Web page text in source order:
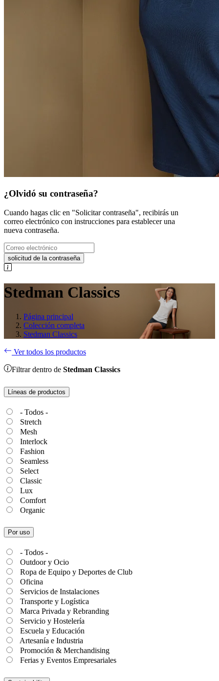
¿Olvidó su contraseña?
Cuando hagas clic en "Solicitar contraseña", recibirás un
correo electrónico con instrucciones para establecer una
nueva contraseña.
solicitud de la contraseña
Stedman Classics
Página principal
Colección completa
Stedman Classics
Ver todos los productos
Filtrar dentro de Stedman Classics
Líneas de productos
- Todos -
Stretch
Mesh
Interlock
Fashion
Seamless
Select
Classic
Lux
Comfort
Organic
Por uso
- Todos -
Outdoor y Ocio
Ropa de Equipo y Deportes de Club
Oficina
Servicios de Instalaciones
Transporte y Logística
Marca Privada y Rebranding
Servicio y Hostelería
Escuela y Educación
Artesanía e Industria
Promoción & Merchandising
Ferias y Eventos Empresariales